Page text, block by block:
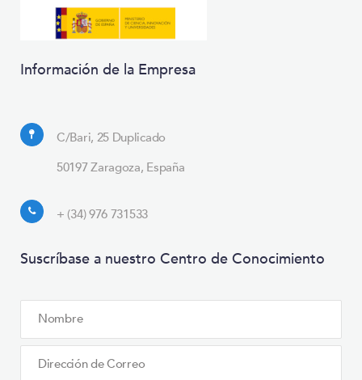
Información de la Empresa
C/Bari, 25 Duplicado
50197 Zaragoza, España
+ (34) 976 731533
Suscríbase a nuestro Centro de Conocimiento